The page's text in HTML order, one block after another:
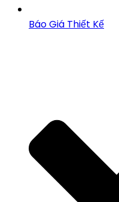
Báo Giá Thiết Kế